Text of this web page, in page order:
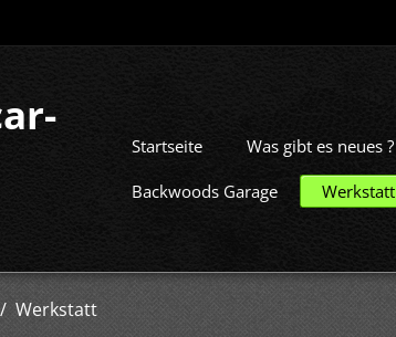
Startseite Was gibt es neues ?
Backwoods Garage Werkstatt
Werkstatt